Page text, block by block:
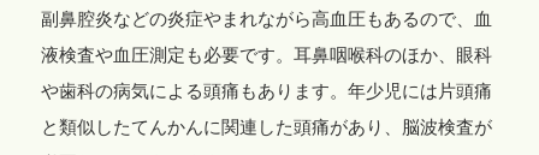
副鼻腔炎などの炎症やまれながら高血圧もあるので、血
液検査や血圧測定も必要です。耳鼻咽喉科のほか、眼科
や歯科の病気による頭痛もあります。年少児には片頭痛
と類似したてんかんに関連した頭痛があり、脳波検査が